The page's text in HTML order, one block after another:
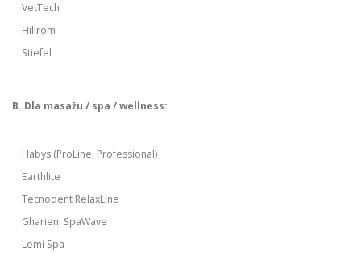
VetTech
Hillrom
Stiefel
B. Dla masażu / spa / wellness:
Habys (ProLine, Professional)
Earthlite
Tecnodent RelaxLine
Gharieni SpaWave
Lemi Spa